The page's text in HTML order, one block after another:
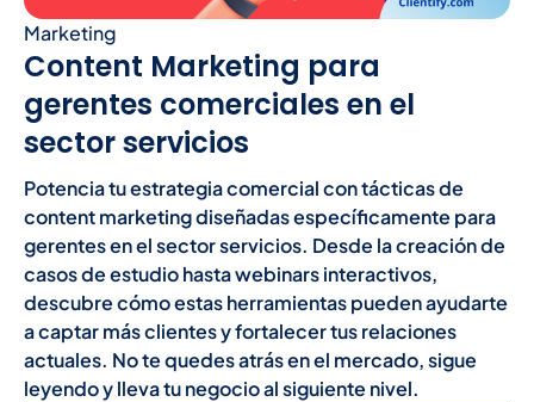
Marketing
Content Marketing para
gerentes comerciales en el
sector servicios
Potencia tu estrategia comercial con tácticas de
content marketing diseñadas específicamente para
gerentes en el sector servicios. Desde la creación de
casos de estudio hasta webinars interactivos,
descubre cómo estas herramientas pueden ayudarte
a captar más clientes y fortalecer tus relaciones
actuales. No te quedes atrás en el mercado, sigue
leyendo y lleva tu negocio al siguiente nivel.